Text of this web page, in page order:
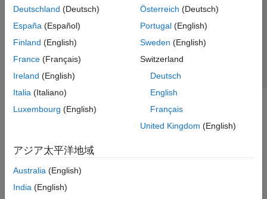
Deutschland (Deutsch)
España (Español)
Finland (English)
France (Français)
Ireland (English)
Italia (Italiano)
Luxembourg (English)
Österreich (Deutsch)
Portugal(English)
Sweden (English)
Switzerland
Deutsch
English
Français
United Kingdom (English)
アジア太平洋地域
Australia (English)
India (English)
© 1994-2026 The MathWorks, Inc.